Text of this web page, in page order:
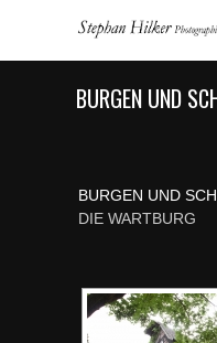
BURGEN UND
BURGEN UND
DIE WARTBURG